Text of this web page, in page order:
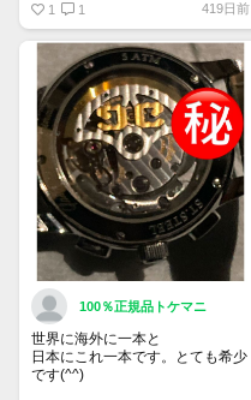
銘柄番号7932 ニッピ
配当
1株に633円
100株→63300円
1000株→633万円
10000株→6330万円
買って①年間所有するだけで
株価が下がっても、上がっても
1 1 419日前
100％正規品トケマニ
世界に海外に一本と
日本にこれ一本です。とても希少
です(^^)